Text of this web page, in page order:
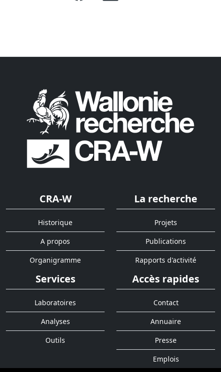
CRA-W
Historique
A propos
Organigramme
La recherche
Projets
Publications
Rapports d'activité
Services
Laboratoires
Analyses
Outils
Accès rapides
Contact
Annuaire
Presse
Emplois